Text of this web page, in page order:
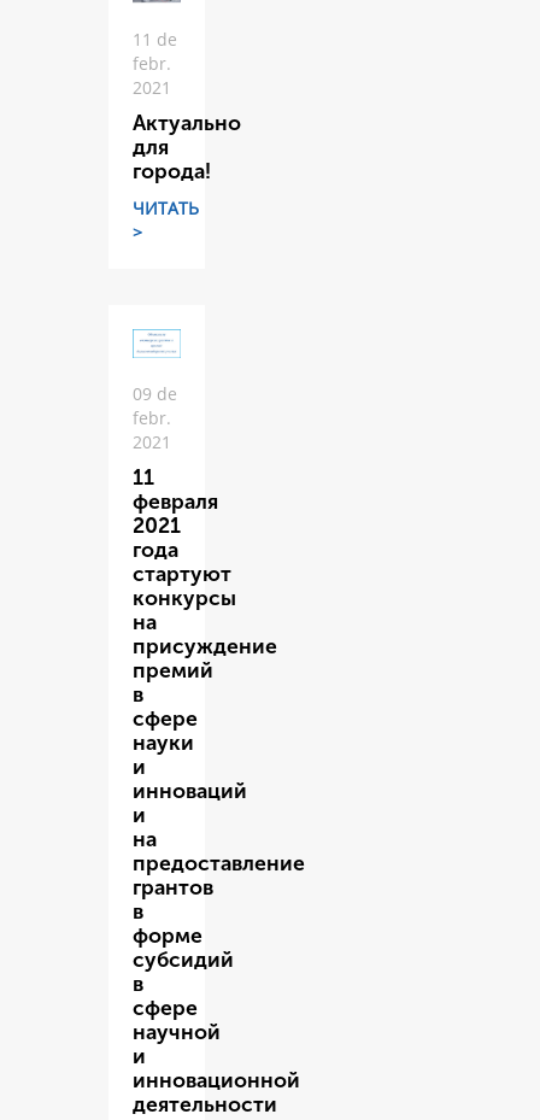
11 de
febr.
2021
Актуально
для
города!
ЧИТАТЬ
>
09 de
febr.
2021
11
февраля
2021
года
стартуют
конкурсы
на
присуждение
премий
в
сфере
науки
и
инноваций
и
на
предоставление
грантов
в
форме
субсидий
в
сфере
научной
и
инновационной
деятельности